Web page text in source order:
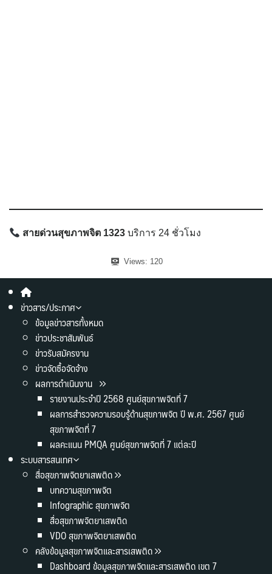
สายด่วนสุขภาพจิต 1323 บริการ 24 ชั่วโมง
Views: 120
ข่าวสาร/ประกาศ
ข้อมูลข่าวสารทั้งหมด
ข่าวประชาสัมพันธ์
ข่าวรับสมัครงาน
ข่าวจัดซื้อจัดจ้าง
ผลการดำเนินงาน
รายงานประจำปี 2568 ศูนย์สุขภาพจิตที่ 7
ผลการสำรวจความรอบรู้ด้านสุขภาพจิต ปี พ.ศ. 2567 ศูนย์
สุขภาพจิตที่ 7
ผลคะแนน PMQA ศูนย์สุขภาพจิตที่ 7 แต่ละปี
ระบบสารสนเทศ
สื่อสุขภาพจิตยาเสพติด
บทความสุขภาพจิต
Infographic สุขภาพจิต
สื่อสุขภาพจิตยาเสพติด
VDO สุขภาพจิตยาเสพติด
คลังข้อมูลสุขภาพจิตและสารเสพติด
Dashboard ข้อมูลสุขภาพจิตและสารเสพติด เขต 7